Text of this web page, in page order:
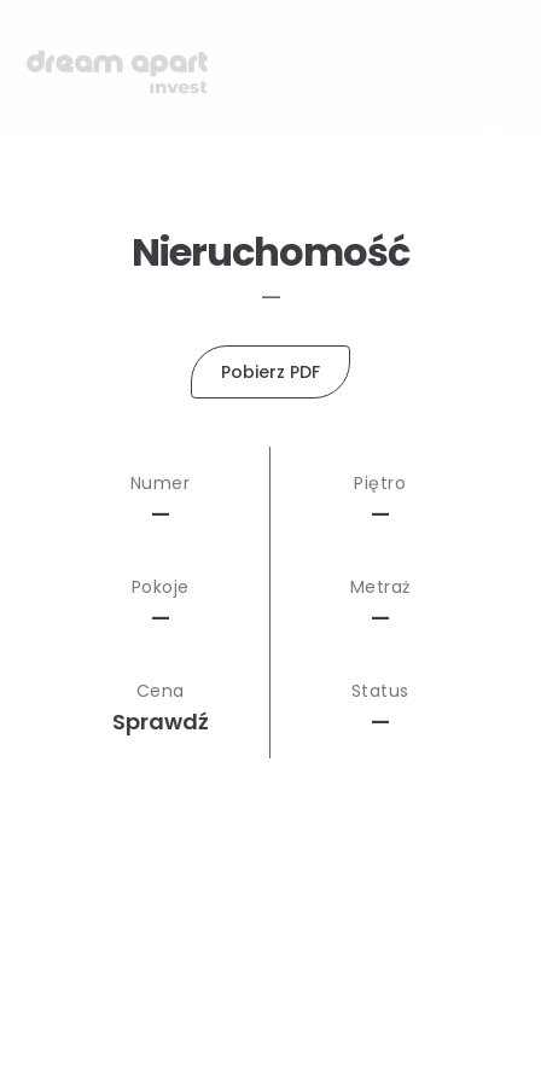
Nieruchomość
—
Pobierz PDF
Numer
—
Piętro
—
Pokoje
—
Metraż
—
Cena
Sprawdź
Status
—